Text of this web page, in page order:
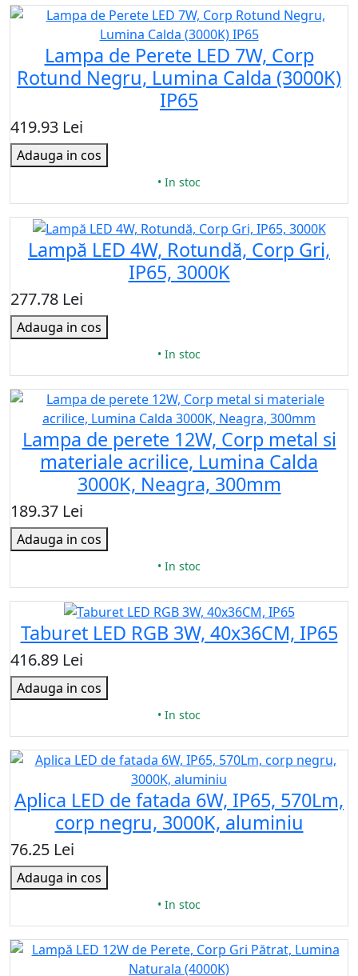
Lampa de Perete LED 7W, Corp
Rotund Negru, Lumina Calda (3000K)
IP65
419.93 Lei
Adauga in cos
• In stoc
Lampă LED 4W, Rotundă, Corp Gri,
IP65, 3000K
277.78 Lei
Adauga in cos
• In stoc
Lampa de perete 12W, Corp metal si
materiale acrilice, Lumina Calda
3000K, Neagra, 300mm
189.37 Lei
Adauga in cos
• In stoc
Taburet LED RGB 3W, 40x36CM, IP65
416.89 Lei
Adauga in cos
• In stoc
Aplica LED de fatada 6W, IP65, 570Lm,
corp negru, 3000K, aluminiu
76.25 Lei
Adauga in cos
• In stoc